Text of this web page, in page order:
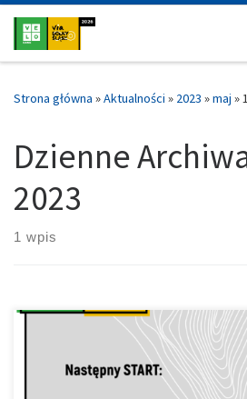
Przejdź do treści
Strona główna »Aktualności » 2023 »maj »
Dzienne
2023
1 wpis
Pytacie, dzwonicie więc odpowiadamy.
Zawoni, zakazane są rowery czasowe